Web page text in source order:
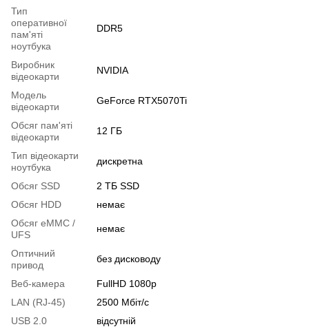
Тип
оперативної
пам'яті
ноутбука
DDR5
Виробник
відеокарти
NVIDIA
Модель
відеокарти
GeForce RTX5070Ti
Обсяг пам'яті
відеокарти
12 ГБ
Тип відеокарти
ноутбука
дискретна
Обсяг SSD
2 ТБ SSD
Обсяг HDD
немає
Обсяг eMMC /
UFS
немає
Оптичний
привод
без дисководу
Веб-камера
FullHD 1080p
LAN (RJ-45)
2500 Мбіт/с
USB 2.0
відсутній